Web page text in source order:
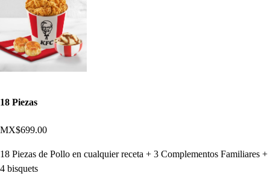
18 Piezas
MX$699.00
18 Piezas de Pollo en cualquier receta + 3 Complementos Familiares +
4 bisquets